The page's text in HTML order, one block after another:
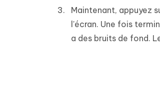
Maintenant, appuyez
l'écran. Une fois
a des bruits de fond.